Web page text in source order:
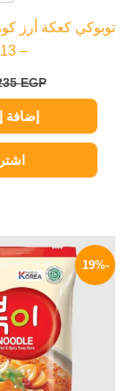
توبوكي كعكة أرز
– 113 جرام
EGP
إضافة
-19%